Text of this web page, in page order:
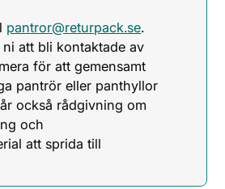
pantror@returpack.se.
att bli kontaktade av
för att gemensamt
pantrör eller panthyllor
också rådgivning om
och
att sprida till